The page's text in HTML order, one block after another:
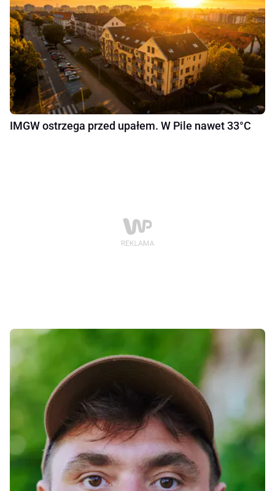
IMGW ostrzega przed upałem. W Pile nawet 33°C